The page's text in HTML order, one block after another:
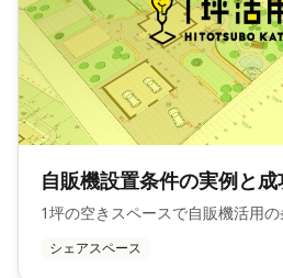
自販機設置条件の実例と成
1坪の空きスペースで自販機活用
シェアスペース